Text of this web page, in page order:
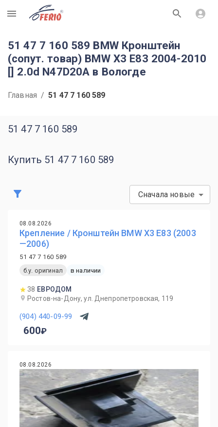
R
51 47 7 160 589 BMW Кронштейн
(сопут. товар) BMW X3 E83 2004-2010
[] 2.0d N47D20A в Вологде
Главная / 51 47 7 160 589
51 47 7 160 589
Купить 51 47 7 160 589
Сначала новые
08.08.2026
Крепление / Кронштейн BMW X3 E83 (2003
—2006)
51 47 7 160 589
б.у. оригинал
в наличии
38 ЕВРОДОМ
Ростов-на-Дону, ул. Днепропетровская, 119
(904) 440-09-99
600
08.08.2026